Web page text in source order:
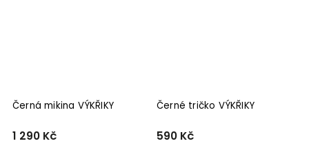
Černá mikina VÝKŘIKY
1 290 Kč
Černé tričko VÝKŘIKY
590 Kč